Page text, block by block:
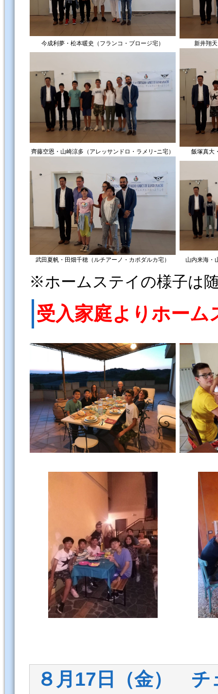
今成利夢・松本暖史（フランコ・ブロージ宅） 新井翔
齊藤空恩・山崎涼多（アレッサンドロ・ラメリｰニ宅） 飯塚真大
武田夏帆・田畑千穂（ルチアーノ・カポダルカ宅） 山内来海・
※ホームステイの様子は
受入家庭よりホー
８月17日（金） チ